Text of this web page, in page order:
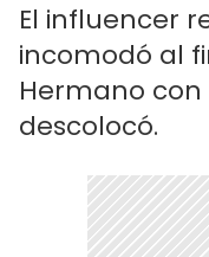
El influencer
incomodó al
Hermano
descolocó.